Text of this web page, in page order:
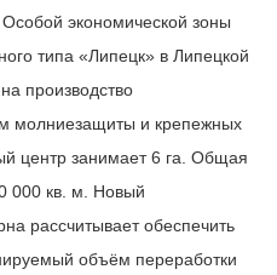
экономической зоны
типа «Липецк» в Липецкой
производство
молниезащиты и крепежных
центр занимает 6 га. Общая
000 кв. м. Новый
рассчитывает обеспечить
объём переработки